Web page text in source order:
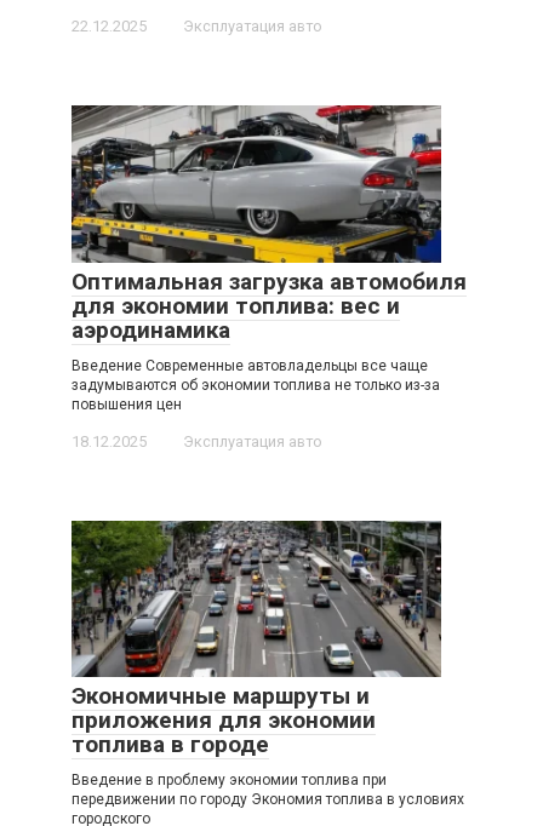
22.12.2025 Эксплуатация авто
Оптимальная загрузка автомобиля
для экономии топлива: вес и
аэродинамика
Введение Современные автовладельцы все чаще
задумываются об экономии топлива не только из-за
повышения цен
18.12.2025 Эксплуатация авто
Экономичные маршруты и
приложения для экономии
топлива в городе
Введение в проблему экономии топлива при
передвижении по городу Экономия топлива в условиях
городского